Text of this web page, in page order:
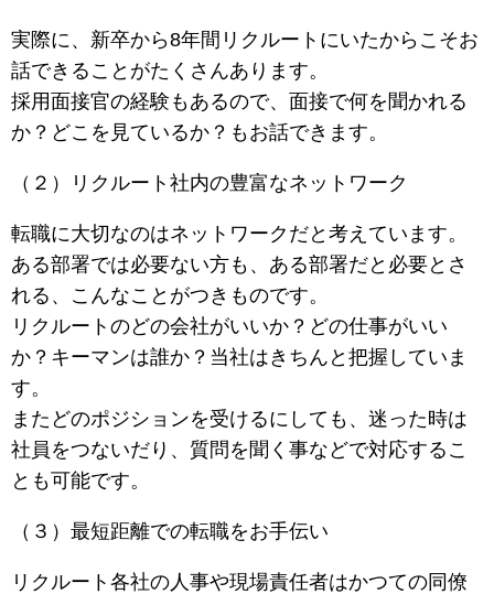
実際に、新卒から8年間リクルートにいたからこそお
話できることがたくさんあります。
採用面接官の経験もあるので、面接で何を聞かれる
か？どこを見ているか？もお話できます。
（２）リクルート社内の豊富なネットワーク
転職に大切なのはネットワークだと考えています。
ある部署では必要ない方も、ある部署だと必要とさ
れる、こんなことがつきものです。
リクルートのどの会社がいいか？どの仕事がいい
か？キーマンは誰か？当社はきちんと把握していま
す。
またどのポジションを受けるにしても、迷った時は
社員をつないだり、質問を聞く事などで対応するこ
とも可能です。
（３）最短距離での転職をお手伝い
リクルート各社の人事や現場責任者はかつての同僚